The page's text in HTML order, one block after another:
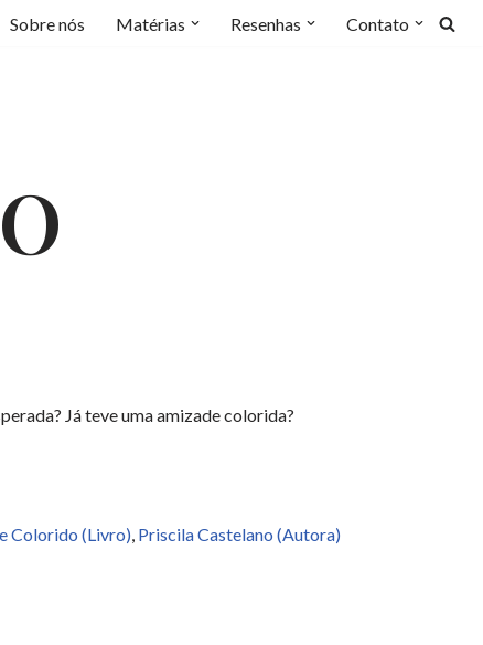
Sobre nós Matérias Resenhas Contato
Já teve uma amizade colorida?
Colorido (Livro), Priscila Castelano (Autora)